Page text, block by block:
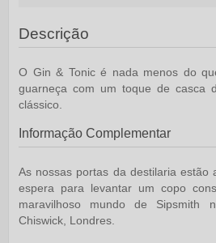
Descrição
O Gin & Tonic é nada menos do
guarneça com um toque de casca
clássico.
Informação Complementar
As nossas portas da destilaria estão
espera para levantar um copo
maravilhoso mundo de Sipsmith
Chiswick, Londres.